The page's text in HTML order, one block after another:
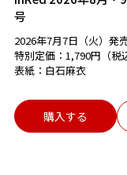
号
2026年7月7日（火）発
特別定価：1,790円（税
表紙：白石麻衣
購入する